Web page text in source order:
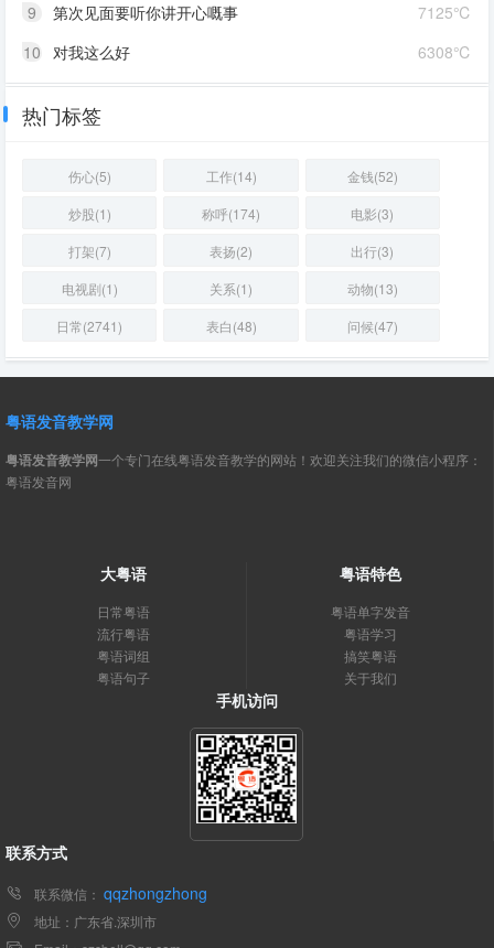
7125℃
9
第次见面要听你讲开心嘅事
6308℃
10 对我这么好
热门标签
伤心(5) 工作(14)
金钱(52)
炒股(1)
称呼(174)
电影(3)
打架(7)
表扬(2)
出行(3)
电视剧(1)
关系(1)
动物(13)
日常(2741)
表白(48) 问候(47)
粤语发音教学网
粤语发音教学网一个专门在线粤语发音教学的网站！欢迎关注我们的微信小程序：
粤语发音网
大粤语
日常粤语
流行粤语
粤语词组
粤语句子
粤语特色
粤语单字发音
粤语学习
搞笑粤语
关于我们
手机访问
联系方式
联系微信： qqzhongzhong
地址：广东省.深圳市